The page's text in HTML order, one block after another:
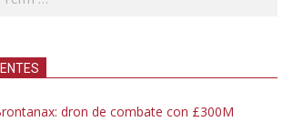
dron de combate con £300M